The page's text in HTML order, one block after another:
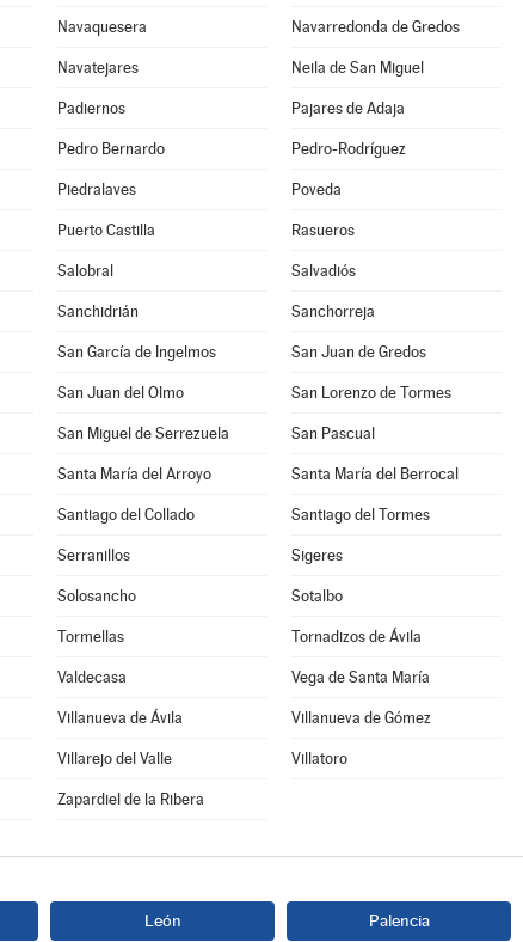
Navaquesera Navarredonda de Gredos
Navatejares Neila de San Miguel
Padiernos Pajares de Adaja
Pedro Bernardo Pedro-Rodríguez
Piedralaves Poveda
Puerto Castilla Rasueros
Salobral Salvadiós
Sanchidrián Sanchorreja
San García de Ingelmos San Juan de Gredos
San Juan del Olmo San Lorenzo de Tormes
San Miguel de Serrezuela San Pascual
Santa María del Arroyo Santa María del Berrocal
Santiago del Collado Santiago del Tormes
Serranillos Sigeres
Solosancho Sotalbo
Tormellas Tornadizos de Ávila
Valdecasa Vega de Santa María
Villanueva de Ávila Villanueva de Gómez
Villarejo del Valle Villatoro
Zapardiel de la Ribera
León Palencia